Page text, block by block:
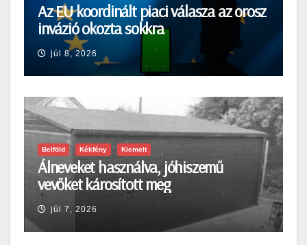
Az EU koordinált piaci válasza az orosz
invázió okozta sokkra
júl 8, 2026
Belföld Kékfény Kiemelt
Álneveket használva, jóhiszemű
vevőket károsított meg
júl 7, 2026